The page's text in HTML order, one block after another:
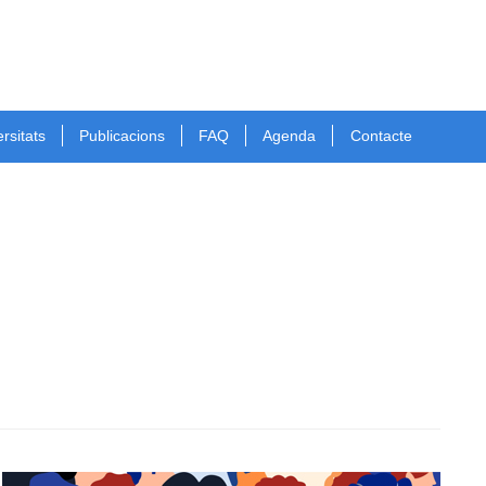
Publicacions FAQ Agenda Contacte